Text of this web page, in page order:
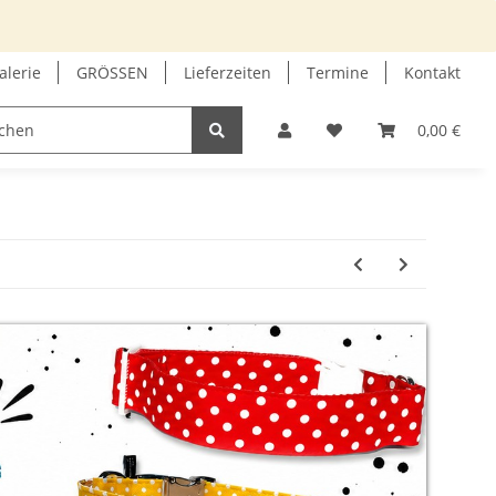
GRÖSSEN Lieferzeiten Termine Kontakt
0,00 €
GUTSCHEIN INFOECKE